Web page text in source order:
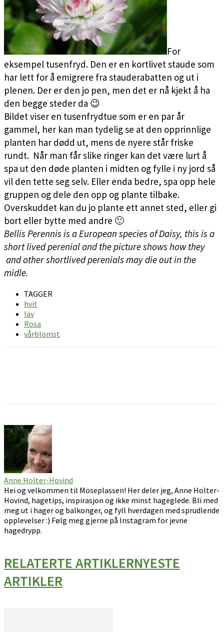
For
eksempel tusenfryd. Den er en kortlivet staude som
har lett for å emigrere fra stauderabatten og ut i
plenen. Der er den jo pen, men det er nå kjekt å ha
den begge steder da 😉
Bildet viser en tusenfrydtue som er en par år
gammel, her kan man tydelig se at den opprinnlige
planten har dødd ut, mens de nyere står friske
rundt. Når man får slike ringer kan det være lurt å
spa ut den døde planten i midten og fylle i ny jord så
vil den tette seg selv. Eller enda bedre, spa opp hele
gruppen og dele den opp og plante tilbake.
Overskuddet kan du jo plante ett annet sted, eller gi
bort eller bytte med andre 🙂
Bellis Perennis is a European species of Daisy, this is a
short lived perenial and the picture shows how they
and other shortlived perenials may die out in the
midle.
TAGGER
hvit
lav
Rosa
vårblomst
Anne Holter-Hovind
Hei og velkommen til Moseplassen! Her deler jeg, Anne Holter-
Hovind, hagetips, inspirasjon og ikke minst hageglede. Bli med
meg ut i hager og balkonger, og fyll hverdagen med sprudlende
opplevelser :) Følg meg gjerne på Instagram for jevne
hagedrypp.
RELATERTE ARTIKLERNYESTE
ARTIKLER